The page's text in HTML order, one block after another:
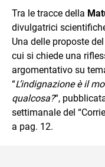
Tra le tracce della
divulgatrici
Una delle proposte
cui si chiede una
argomentativo su
“L’indignazione è il
qualcosa?“,
settimanale del
a pag. 12.